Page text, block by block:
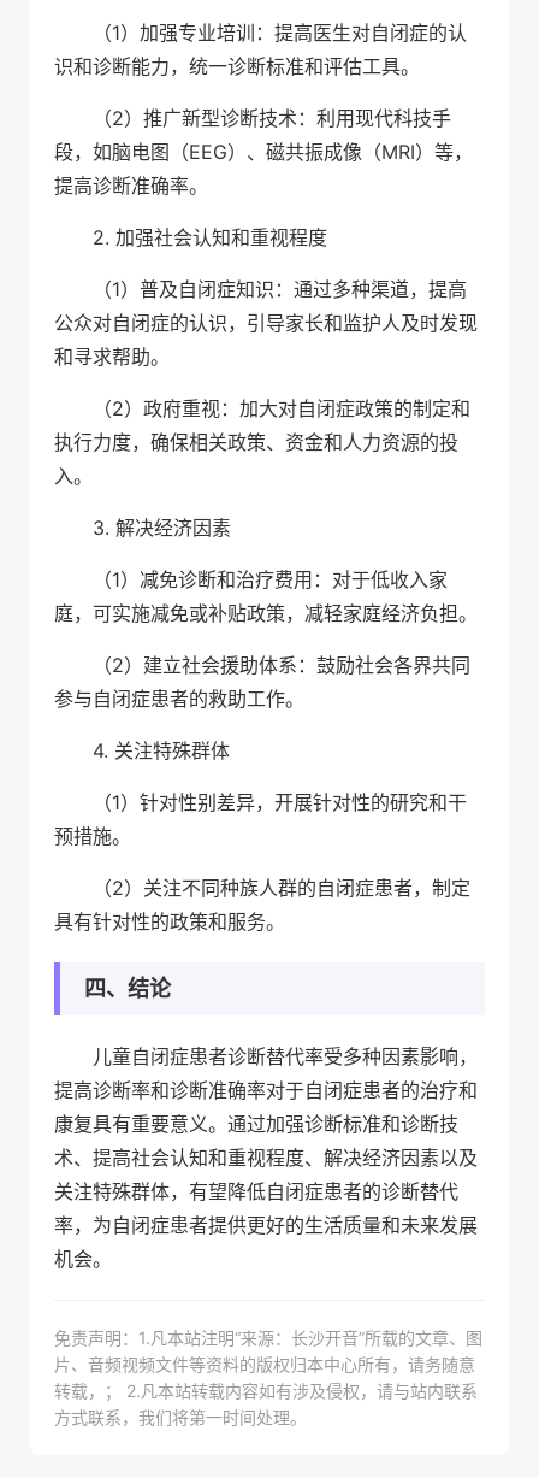
（1）加强专业培训：提高医生对自闭症的认
识和诊断能力，统一诊断标准和评估工具。
（2）推广新型诊断技术：利用现代科技手
段，如脑电图（EEG）、磁共振成像（MRI）等，
提高诊断准确率。
2. 加强社会认知和重视程度
（1）普及自闭症知识：通过多种渠道，提高
公众对自闭症的认识，引导家长和监护人及时发现
和寻求帮助。
（2）政府重视：加大对自闭症政策的制定和
执行力度，确保相关政策、资金和人力资源的投
入。
3. 解决经济因素
（1）减免诊断和治疗费用：对于低收入家
庭，可实施减免或补贴政策，减轻家庭经济负担。
（2）建立社会援助体系：鼓励社会各界共同
参与自闭症患者的救助工作。
4. 关注特殊群体
（1）针对性别差异，开展针对性的研究和干
预措施。
（2）关注不同种族人群的自闭症患者，制定
具有针对性的政策和服务。
四、结论
儿童自闭症患者诊断替代率受多种因素影响，
提高诊断率和诊断准确率对于自闭症患者的治疗和
康复具有重要意义。通过加强诊断标准和诊断技
术、提高社会认知和重视程度、解决经济因素以及
关注特殊群体，有望降低自闭症患者的诊断替代
率，为自闭症患者提供更好的生活质量和未来发展
机会。
免责声明：1.凡本站注明“来源：长沙开音”所载的文章、图
片、音频视频文件等资料的版权归本中心所有，请务随意
转载，； 2.凡本站转载内容如有涉及侵权，请与站内联系
方式联系，我们将第一时间处理。